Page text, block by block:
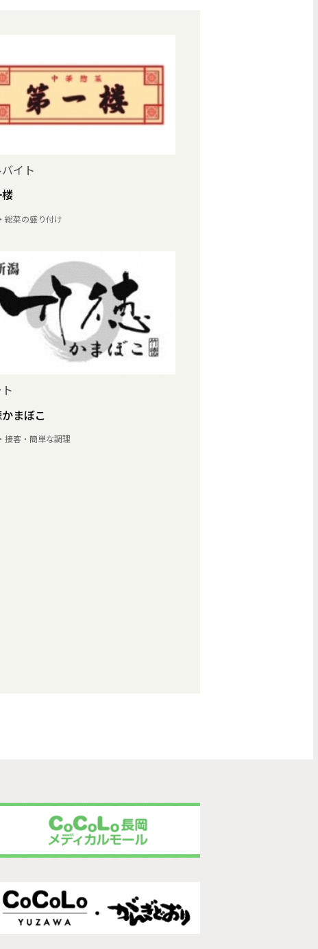
イト
総菜の盛り付け
まぼこ
接客・簡単な調理